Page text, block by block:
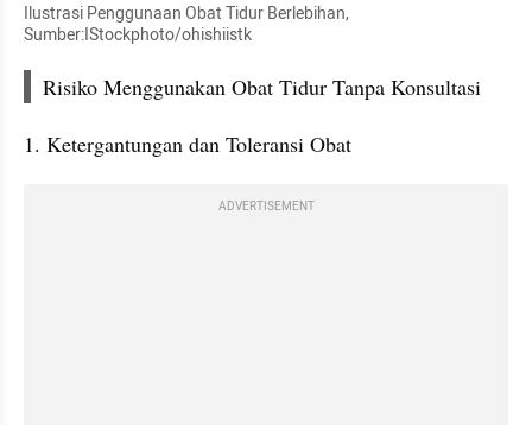
Ilustrasi Penggunaan Obat Tidur Berlebihan,
Sumber:IStockphoto/ohishiistk
Risiko Menggunakan Obat Tidur Tanpa Konsultasi
1. Ketergantungan dan Toleransi Obat
ADVERTISEMENT